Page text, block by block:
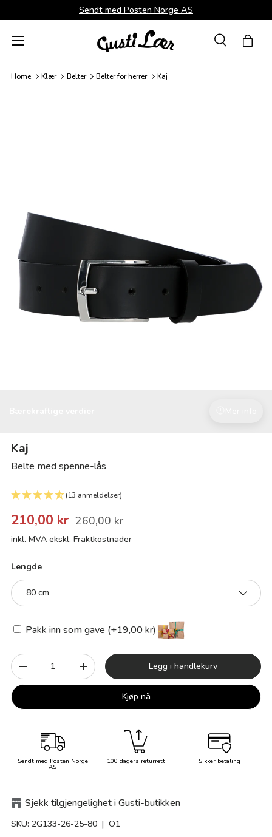
Direkte til innhold
Sendt med Posten Norge AS
Suche
Menü
Home Klær Belter Belter for herrer Kaj
Kaj
Belte med spenne-lås
(13 anmeldelser)
210,00 kr 260,00 kr
inkl. MVA ekskl. Fraktkostnader
Lengde
80 cm
Pakk inn som gave (+19,00 kr)
Antall
-
+ Legg i handlekurv
Kjøp nå
Sendt med Posten Norge
AS
100 dagers returrett Sikker betaling
Sjekk tilgjengelighet i Gusti-butikken
SKU: 2G133-26-25-80 | O1